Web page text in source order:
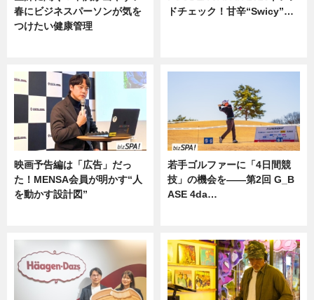
春にビジネスパーソンが気を
つけたい健康管理
ドチェック！甘辛“Swicy”…
映画予告編は「広告」だっ
た！MENSA会員が明かす“人
を動かす設計図”
若手ゴルファーに「4日間競
技」の機会を——第2回 G_B
ASE 4da…